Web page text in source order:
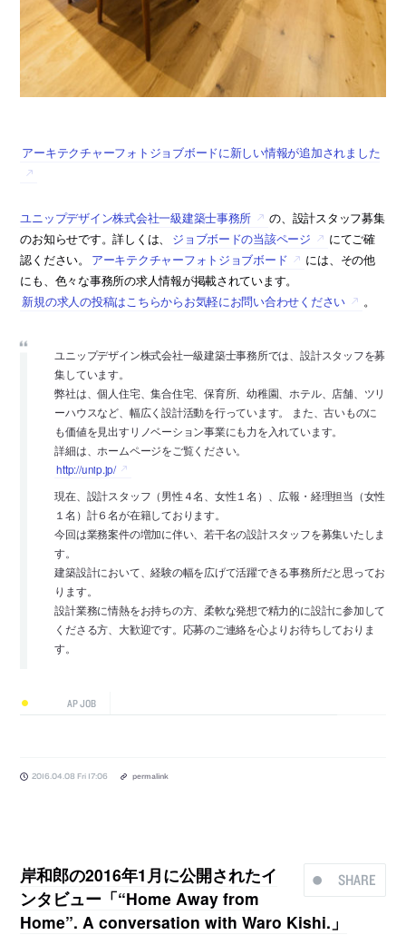
アーキテクチャーフォトジョブボードに新しい情報が追加されました
ユニップデザイン株式会社一級建築士事務所
の、設計スタッフ募集
のお知らせです。詳しくは、
ジョブボードの当該ページ
にてご確
認ください。
アーキテクチャーフォトジョブボード
には、その他
にも、色々な事務所の求人情報が掲載されています。
新規の求人の投稿はこちらからお気軽にお問い合わせください
。
ユニップデザイン株式会社一級建築士事務所では、設計スタッフを募
集しています。
弊社は、個人住宅、集合住宅、保育所、幼稚園、ホテル、店舗、ツリ
ーハウスなど、幅広く設計活動を行っています。 また、古いものに
も価値を見出すリノベーション事業にも力を入れています。
詳細は、ホームページをご覧ください。
http://unip.jp/
現在、設計スタッフ（男性４名、女性１名）、広報・経理担当（女性
１名）計６名が在籍しております。
今回は業務案件の増加に伴い、若干名の設計スタッフを募集いたしま
す。
建築設計において、経験の幅を広げて活躍できる事務所だと思ってお
ります。
設計業務に情熱をお持ちの方、柔軟な発想で精力的に設計に参加して
くださる方、大歓迎です。応募のご連絡を心よりお待ちしておりま
す。
AP JOB
2016.04.08 Fri 17:06 permalink
SHARE
岸和郎の2016年1月に公開されたイ
ンタビュー「“Home Away from
Home”. A conversation with Waro Kishi.」